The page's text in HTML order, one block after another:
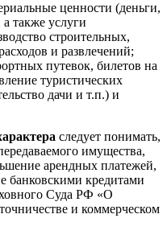
ценности (деньги,
также услуги
строительных,
и развлечений;
путевок, билетов на
туристических
дачи и т.п.) и
следует понимать,
имущества,
арендных платежей,
банковскими кредитами
Суда РФ «О
и коммерческом